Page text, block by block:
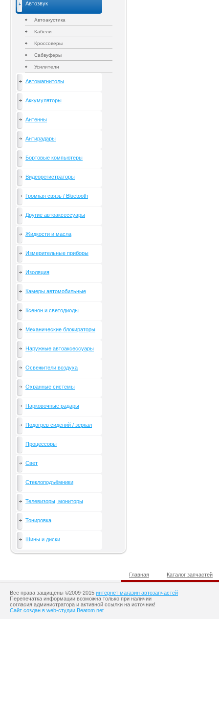
Автозвук
Автоакустика
Кабели
Кроссоверы
Сабвуферы
Усилители
Автомагнитолы
Аккумуляторы
Антенны
Антирадары
Бортовые компьютеры
Видеорегистраторы
Громкая связь / Bluetooth
Другие автоаксессуары
Жидкости и масла
Измерительные приборы
Изоляция
Камеры автомобильные
Ксенон и светодиоды
Механические блокираторы
Наружные автоаксессуары
Освежители воздуха
Охранные системы
Парковочные радары
Подогрев сидений / зеркал
Процессоры
Свет
Стеклоподъёмники
Телевизоры, мониторы
Тонировка
Шины и диски
Главная Каталог запчастей
Все права защищены ©2009-2015 интернет магазин автозапчастей
Перепечатка информации возможна только при наличии
согласия администратора и активной ссылки на источник!
Сайт создан в web-студии Beatom.net